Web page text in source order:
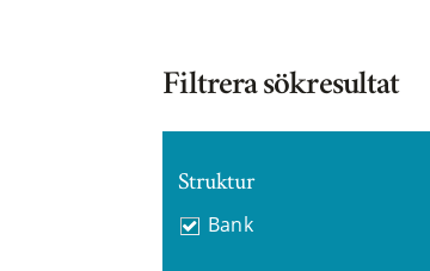
Filtrera sökresultat
Struktur
Bank